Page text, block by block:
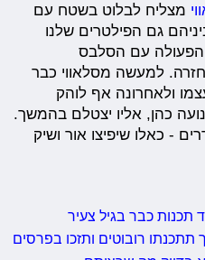
מצליח לבלוט בשטח עם
גם הפילטרים שלנו
הפעולה עם הסלבס
למעשה מסלאווי כבר
ולאחרונה אף לוהק
כהן, אליו יצטלם בהמשך.
- כאלו שיפיצו אור ושיק
תכנות כבר בגיל צעיר